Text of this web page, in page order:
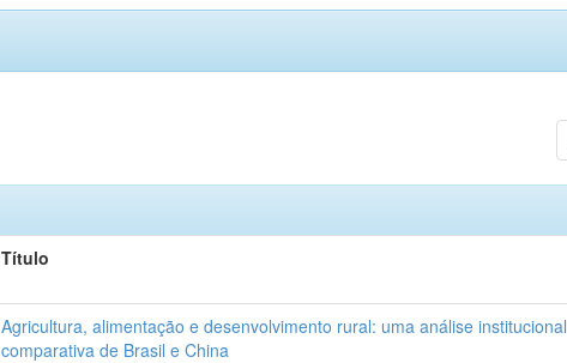
Título
Agricultura, alimentação e desenvolvimento rural: uma análise institucional
comparativa de Brasil e China